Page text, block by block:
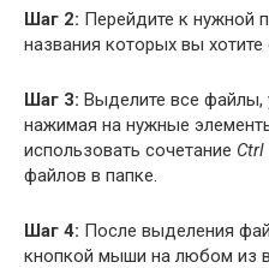
Шаг 2: Перейдите к нужной
названия которых вы хотите
Шаг 3: Выделите все файлы,
нажимая на нужные
использовать сочетание Ctrl
файлов в папке.
Шаг 4: После выделения
кнопкой мыши на любом из